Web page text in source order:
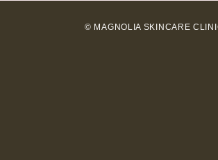
© MAGNOLIA SKINCARE